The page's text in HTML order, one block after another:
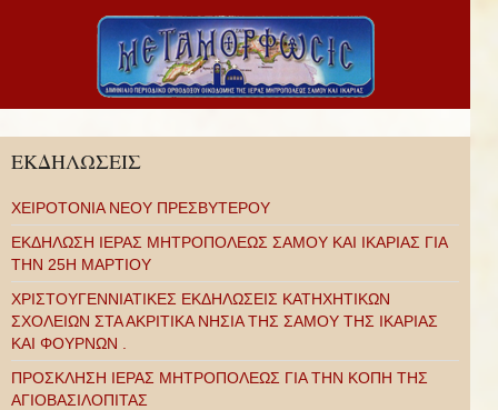
ΕΚΔΗΛΩΣΕΙΣ
ΧΕΙΡΟΤΟΝΙΑ ΝΕΟΥ ΠΡΕΣΒΥΤΕΡΟΥ
ΕΚΔΗΛΩΣΗ ΙΕΡΑΣ ΜΗΤΡΟΠΟΛΕΩΣ ΣΑΜΟΥ ΚΑΙ ΙΚΑΡΙΑΣ ΓΙΑ
ΤΗΝ 25Η ΜΑΡΤΙΟΥ
ΧΡΙΣΤΟΥΓΕΝΝΙΑΤΙΚΕΣ ΕΚΔΗΛΩΣΕΙΣ ΚΑΤΗΧΗΤΙΚΩΝ
ΣΧΟΛΕΙΩΝ ΣΤΑ ΑΚΡΙΤΙΚΑ ΝΗΣΙΑ ΤΗΣ ΣΑΜΟΥ ΤΗΣ ΙΚΑΡΙΑΣ
ΚΑΙ ΦΟΥΡΝΩΝ .
ΠΡΟΣΚΛΗΣΗ ΙΕΡΑΣ ΜΗΤΡΟΠΟΛΕΩΣ ΓΙΑ ΤΗΝ ΚΟΠΗ ΤΗΣ
ΑΓΙΟΒΑΣΙΛΟΠΙΤΑΣ